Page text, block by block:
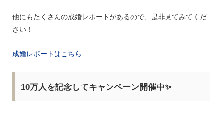
他にもたくさんの成婚レポートがあるので、是非見てみてくだ
さい！
成婚レポートはこちら
10万人を記念してキャンペーン開催中✨